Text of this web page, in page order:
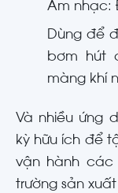
Âm nhạc:
Dùng để
bơm hút
màng khí
Và nhiều ứng
kỳ hữu ích để
vận hành các
trường sản